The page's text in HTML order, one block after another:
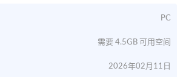
PC
需要 4.5GB 可用空间
2026年02月11日